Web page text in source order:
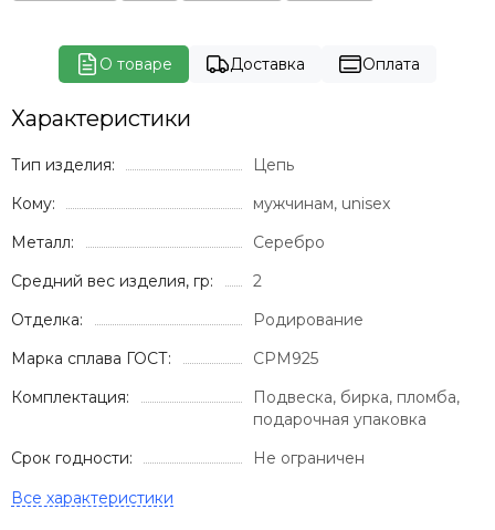
О товаре Доставка Оплата
Характеристики
Тип изделия:
Цепь
Кому:
мужчинам, unisex
Металл:
Серебро
Средний вес изделия, гр:
2
Отделка:
Родирование
Марка сплава ГОСТ:
СРМ925
Комплектация:
Подвеска, бирка, пломба,
подарочная упаковка
Срок годности:
Не ограничен